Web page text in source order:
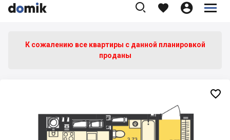


    


К сожалению все квартиры c данной планировкой
проданы
